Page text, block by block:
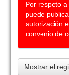
Por respeto
puede
autorización
convenio de
Mostrar el